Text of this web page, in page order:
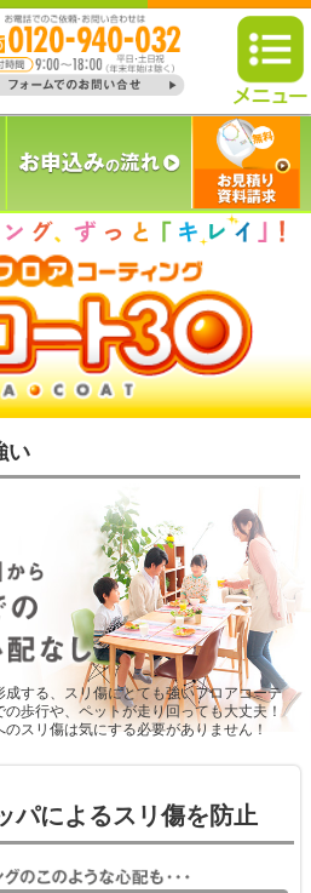
い
する、スリ傷にとても強いフロアコーテ
の歩行や、ペットが走り回っても大丈夫！
スリ傷は気にする必要がありません！
パによるスリ傷を防止